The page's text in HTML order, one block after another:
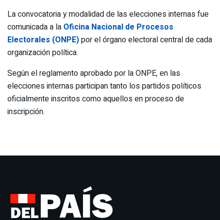
La convocatoria y modalidad de las elecciones internas fue
comunicada a la Oficina Nacional de Procesos
Electorales (ONPE)por el órgano electoral central de cada
organización política.
Según el reglamento aprobado por la ONPE, en las
elecciones internas participan tanto los partidos políticos
oficialmente inscritos como aquellos en proceso de
inscripción.